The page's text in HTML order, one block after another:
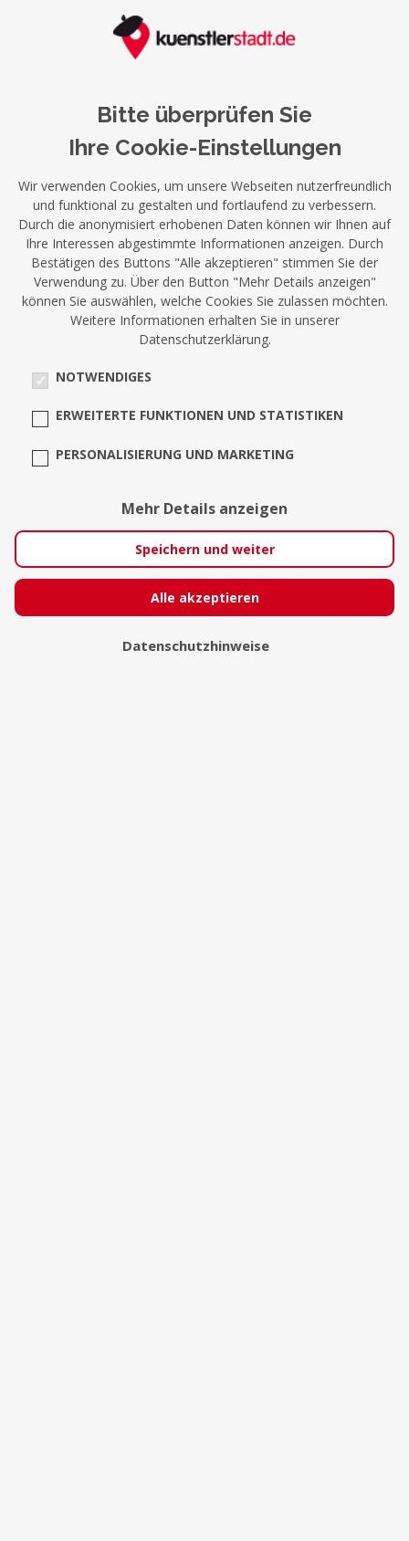
Bitte überprüfen Sie
Ihre Cookie-Einstellungen
Wir verwenden Cookies, um unsere Webseiten nutzerfreundlich
und funktional zu gestalten und fortlaufend zu verbessern.
Durch die anonymisiert erhobenen Daten können wir Ihnen auf
Ihre Interessen abgestimmte Informationen anzeigen. Durch
Bestätigen des Buttons "Alle akzeptieren" stimmen Sie der
Verwendung zu. Über den Button "Mehr Details anzeigen"
können Sie auswählen, welche Cookies Sie zulassen möchten.
Weitere Informationen erhalten Sie in unserer
Datenschutzerklärung.
NOTWENDIGES
ERWEITERTE FUNKTIONEN UND STATISTIKEN
PERSONALISIERUNG UND MARKETING
Mehr Details anzeigen
Speichern und weiter
Alle akzeptieren
Datenschutzhinweise